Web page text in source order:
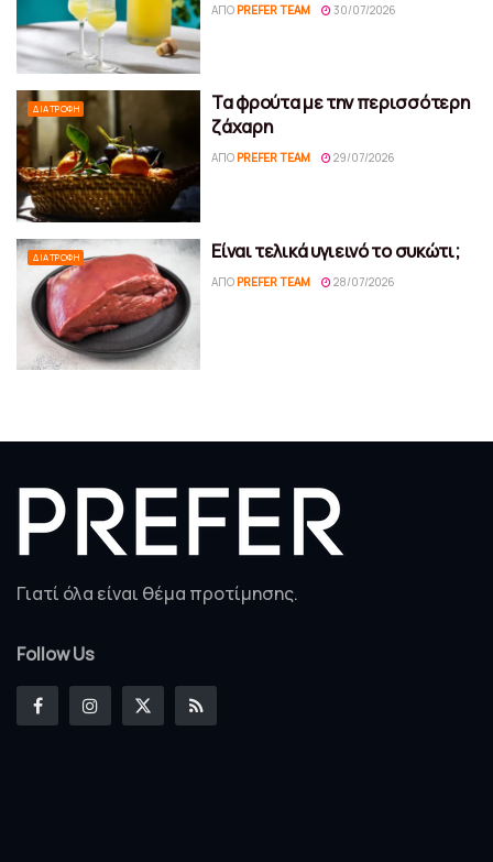
ΑΠΌ PREFER TEAM 30/07/2026
ΔΙΑΤΡΟΦΉ
Τα φρούτα με την περισσότερη
ζάχαρη
ΑΠΌ PREFER TEAM 29/07/2026
ΔΙΑΤΡΟΦΉ Είναι τελικά υγιεινό το συκώτι;
ΑΠΌ PREFER TEAM 28/07/2026
Γιατί όλα είναι θέμα προτίμησης.
Follow Us